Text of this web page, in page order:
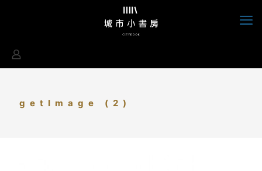
getImage (2)